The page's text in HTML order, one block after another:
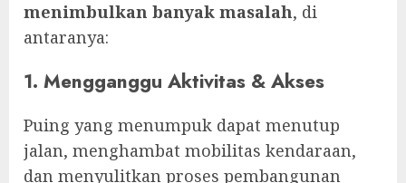
menimbulkan banyak masalah, di
antaranya:
1. Mengganggu Aktivitas & Akses
Puing yang menumpuk dapat menutup
jalan, menghambat mobilitas kendaraan,
dan menyulitkan proses pembangunan